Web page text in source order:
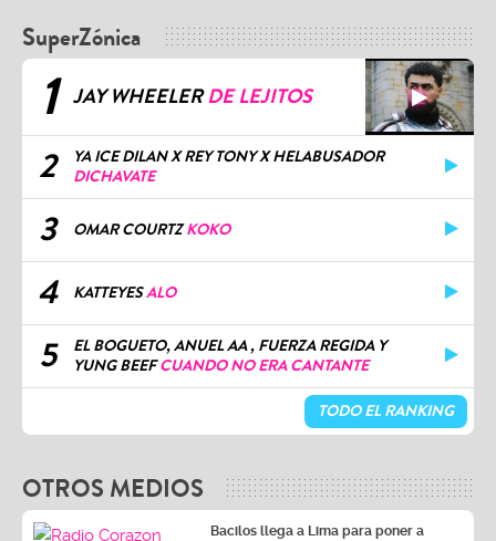
SuperZónica
1 JAY WHEELERDE LEJITOS
2
YA ICE DILAN X REY TONY X HELABUSADOR
DICHAVATE
3 OMAR COURTZKOKO
4 KATTEYESALO
5
EL BOGUETO, ANUEL AA , FUERZA REGIDA Y
YUNG BEEFCUANDO NO ERA CANTANTE
TODO EL RANKING
OTROS MEDIOS
Bacilos llega a Lima para poner a